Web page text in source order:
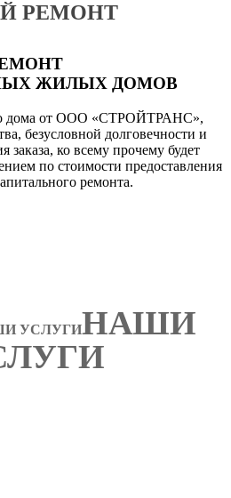
РЕМОНТ
ЖИЛЫХ ДОМОВ
дома от ООО «СТРОЙТРАНС»,
безусловной долговечности и
ко всему прочему будет
по стоимости предоставления
ремонта.
УСЛУГИНАШИ